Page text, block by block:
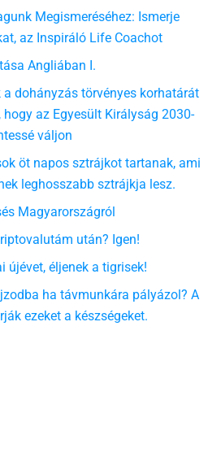
Megismeréséhez: Ismerje
az Inspiráló Life Coachot
Angliában I.
a dohányzás törvényes korhatárát
hogy az Egyesült Királyság 2030-
váljon
öt napos sztrájkot tartanak, ami
leghosszabb sztrájkja lesz.
Magyarországról
után? Igen!
újévet, éljenek a tigrisek!
ha távmunkára pályázol? A
ezeket a készségeket.